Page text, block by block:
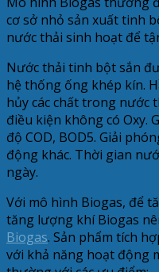
cơ sở nhỏ sản xuất tinh
nước thải sinh hoạt để
Nước thải tinh bột sắn
hệ thống ống khép kín.
hủy các chất trong nước
điều kiện không có Oxy.
độ COD, BOD5. Giải
động khác. Thời gian
ngày.
Với mô hình Biogas, để
tăng lượng khí Biogas
Biogas. Sản phẩm tích
với khả năng hoạt động